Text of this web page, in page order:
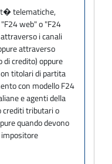
telematiche,
web" o "F24
i canali
attraverso
credito) oppure
titolari di partita
con modello F24
e agenti della
tributari o
quando devono